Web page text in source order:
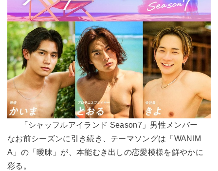
「シャッフルアイランド Season7」男性メンバー
なお前シーズンに引き続き、テーマソングは「WANIM
A」の「曖昧」が、本能むき出しの恋愛模様を鮮やかに
彩る。